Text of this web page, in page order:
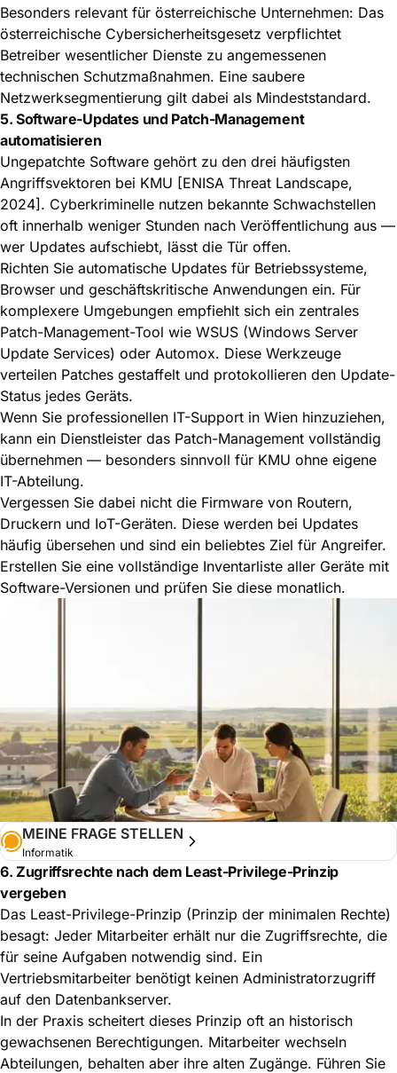
Besonders relevant für österreichische Unternehmen: Das
österreichische Cybersicherheitsgesetz verpflichtet
Betreiber wesentlicher Dienste zu angemessenen
technischen Schutzmaßnahmen. Eine saubere
Netzwerksegmentierung gilt dabei als Mindeststandard.
5. Software-Updates und Patch-Management
automatisieren
Ungepatchte Software gehört zu den drei häufigsten
Angriffsvektoren bei KMU [ENISA Threat Landscape,
2024]. Cyberkriminelle nutzen bekannte Schwachstellen
oft innerhalb weniger Stunden nach Veröffentlichung aus —
wer Updates aufschiebt, lässt die Tür offen.
Richten Sie automatische Updates für Betriebssysteme,
Browser und geschäftskritische Anwendungen ein. Für
komplexere Umgebungen empfiehlt sich ein zentrales
Patch-Management-Tool wie WSUS (Windows Server
Update Services) oder Automox. Diese Werkzeuge
verteilen Patches gestaffelt und protokollieren den Update-
Status jedes Geräts.
Wenn Sie professionellen IT-Support in Wien hinzuziehen,
kann ein Dienstleister das Patch-Management vollständig
übernehmen — besonders sinnvoll für KMU ohne eigene
IT-Abteilung.
Vergessen Sie dabei nicht die Firmware von Routern,
Druckern und IoT-Geräten. Diese werden bei Updates
häufig übersehen und sind ein beliebtes Ziel für Angreifer.
Erstellen Sie eine vollständige Inventarliste aller Geräte mit
Software-Versionen und prüfen Sie diese monatlich.
MEINE FRAGE STELLEN
Informatik
6. Zugriffsrechte nach dem Least-Privilege-Prinzip
vergeben
Das Least-Privilege-Prinzip (Prinzip der minimalen Rechte)
besagt: Jeder Mitarbeiter erhält nur die Zugriffsrechte, die
für seine Aufgaben notwendig sind. Ein
Vertriebsmitarbeiter benötigt keinen Administratorzugriff
auf den Datenbankserver.
In der Praxis scheitert dieses Prinzip oft an historisch
gewachsenen Berechtigungen. Mitarbeiter wechseln
Abteilungen, behalten aber ihre alten Zugänge. Führen Sie